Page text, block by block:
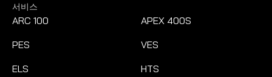
서비스
ARC 100
APEX 400S
PES
VES
ELS
HTS